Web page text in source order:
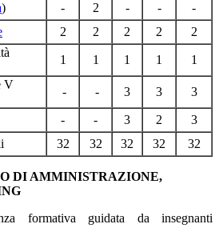
) - 2 - -
-
2 2 2 2
2
1 1 1 1
1
V
- - 3 3 3
- - 3 2
3
32 32 32 32 32
DI AMMINISTRAZIONE,
formativa guidata da insegnanti